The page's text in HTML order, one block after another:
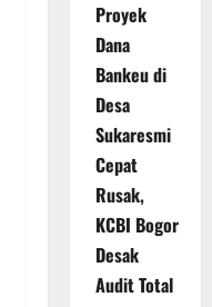
Proyek
Dana
Bankeu di
Desa
Sukaresmi
Cepat
Rusak,
KCBI Bogor
Desak
Audit Total